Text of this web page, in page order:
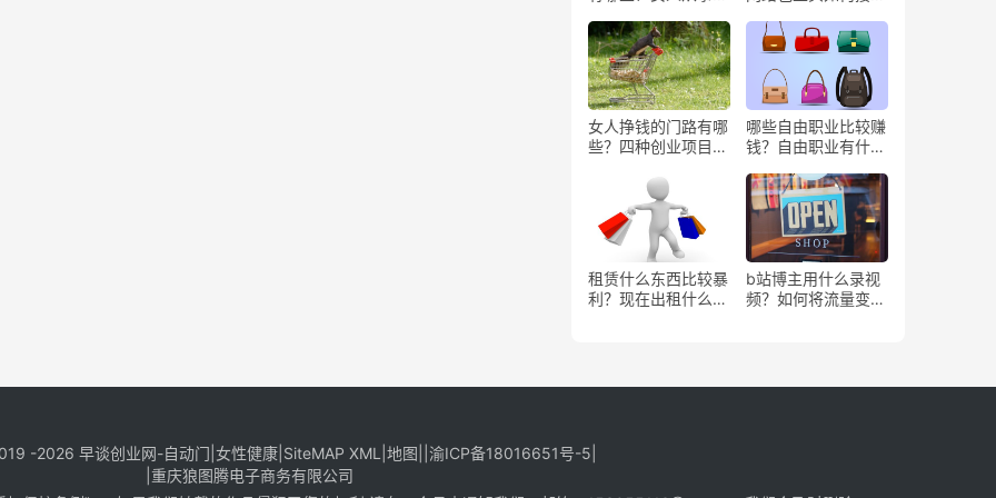
女人挣钱的门路有哪
些？四种创业项目推
哪些自由职业比较赚
钱？自由职业有什么
租赁什么东西比较暴
利？现在出租什么更
b站博主用什么录视
频？如何将流量变
-2026 早谈创业网-自动门 女性健康| SiteMAP XML 地图 渝ICP备18016651号-5
重庆狼图腾电子商务有限公司